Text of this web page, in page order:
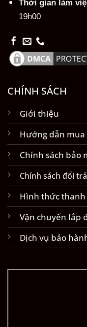
Thời gian làm
19h00
CHÍNH SÁCH
Giới thiệu
Hướng dẫn mua
Chính sách bảo
Chính sách đổi
Hình thức
Vận chuyển lắp
Dịch vụ bảo